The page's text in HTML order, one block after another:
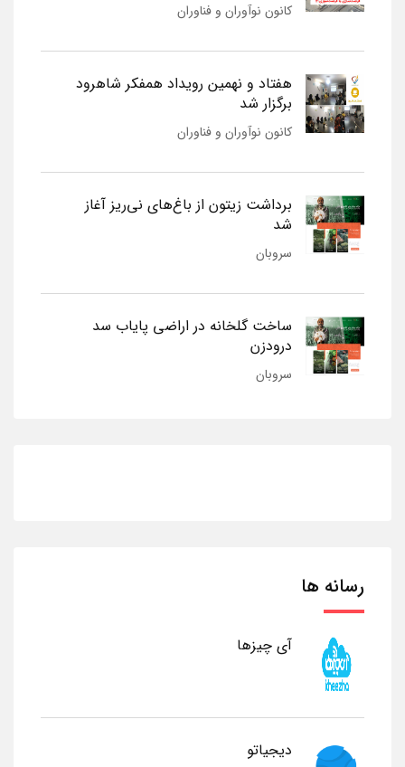
کانون نوآوران و فناوران
هفتاد و نهمین رویداد همفکر شاهرود
برگزار شد
کانون نوآوران و فناوران
برداشت زیتون از باغ‌های نی‌ریز آغاز
شد
سروبان
ساخت گلخانه در اراضی پایاب سد
درودزن
سروبان
رسانه ها
آی چیزها
دیجیاتو